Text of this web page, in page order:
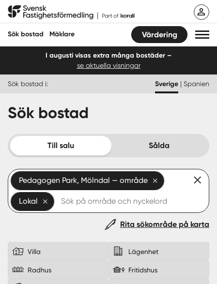
Hoppa
Svensk Fastighetsförmedling
Sök bostad Mäklare Värdering
Sälja
Köpa
Start
Logga in
I augusti visas extra många bostäder –
se aktuella visningar
Sök bostad i: Sverige | Spanien
Sök bostad
Till salu Sålda
Pedagogen Park, Mölndal — område
Lokal
Rita sökområde på karta
Villa Lägenhet
Radhus Fritidshus